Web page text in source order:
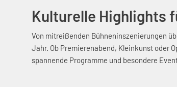
Kulturelle Highlights
Von mitreißenden Bühneninszenierungen
Jahr. Ob Premierenabend, Kleinkunst oder
spannende Programme und besondere